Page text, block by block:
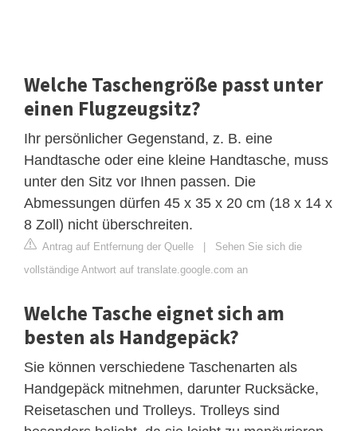
Welche Taschengröße passt unter
einen Flugzeugsitz?
Ihr persönlicher Gegenstand, z. B. eine
Handtasche oder eine kleine Handtasche, muss
unter den Sitz vor Ihnen passen. Die
Abmessungen dürfen 45 x 35 x 20 cm (18 x 14 x
8 Zoll) nicht überschreiten.
Antrag auf Entfernung der Quelle | Sehen Sie sich die
vollständige Antwort auf translate.google.com an
Welche Tasche eignet sich am
besten als Handgepäck?
Sie können verschiedene Taschenarten als
Handgepäck mitnehmen, darunter Rucksäcke,
Reisetaschen und Trolleys. Trolleys sind